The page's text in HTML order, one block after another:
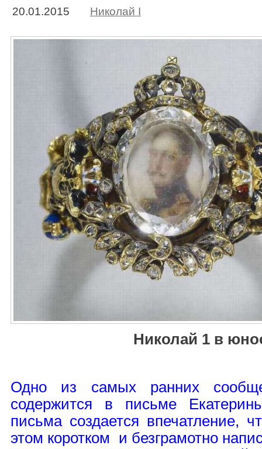
20.01.2015 Николай I
Николай 1 в
Одно из самых ранних
содержится в письме
письма создается впечатление,
этом коротком и безграмотно